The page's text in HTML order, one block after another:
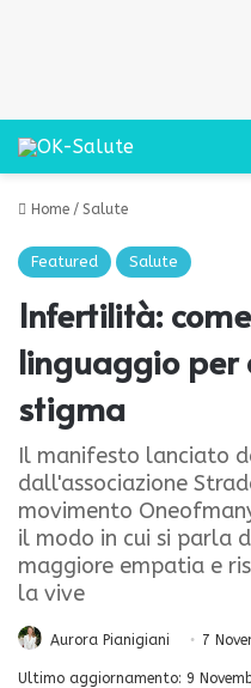
Home / Salute
Featured Salute
Infertilità:
linguaggio per
stigma
Il manifesto lanciato
dall'associazione
movimento
il modo in cui si parla
maggiore empatia e
la vive
Aurora Pianigiani 7
Ultimo aggiornamento: 9